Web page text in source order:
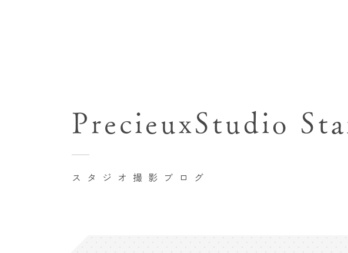
卒業袴･卒業写真撮影
入園入学･卒園卒業記
自由が丘店
八王子店
横浜港北店 et Fleur
スタジオ撮影ブログ
PrecieuxStudio